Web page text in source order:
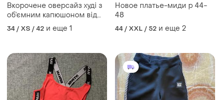
Вкорочене оверсайз худі з
об’ємним капюшоном від
ivy park
34 / XS / 42 и еще 1
Новое платье-миди р 44-
48
44 / XXL / 52 и еще 2